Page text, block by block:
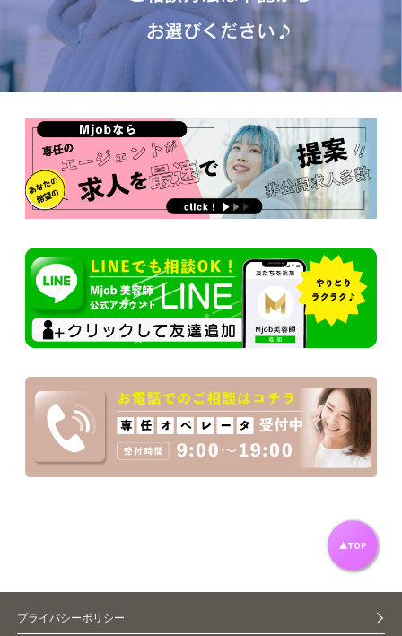
プライバシーポリシー